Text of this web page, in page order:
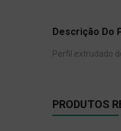
Descrição Do
Perfil extrudado
PRODUTOS